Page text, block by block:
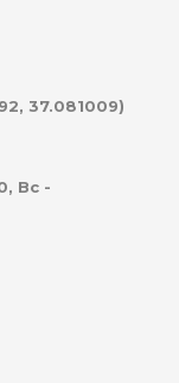
37.081009)
Вс -